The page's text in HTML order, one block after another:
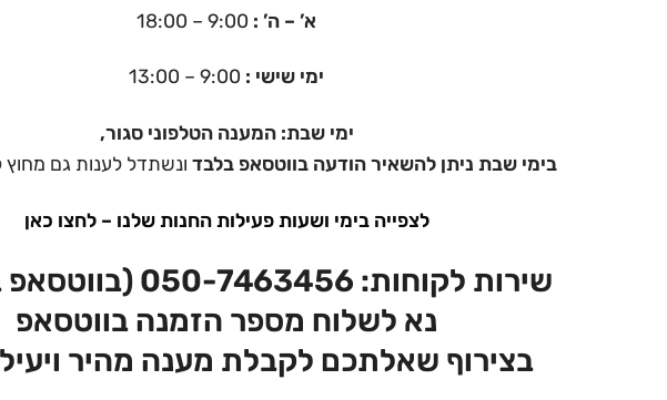
א’ – ה’ : 9:00 – 18:00
ימי שישי :
ימי שבת: המענה הטלפוני סגור,
בימי שבת ניתן להשאיר הודעה בווטסאפ בלבד ונשתדל לענות גם מחוץ
לצפייה בימי ושעות פעילות החנות שלנו – לחצו כאן
שירות לקוחות: 050-7463456 (בווטסאפ בטלפון)
נא לשלוח מספר הזמנה בווטסאפ
בצירוף שאלתכם לקבלת מענה מהיר ויעיל